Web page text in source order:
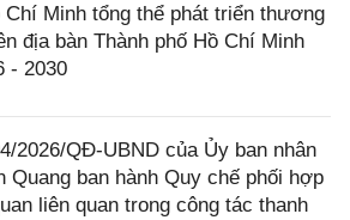
Chí Minh tổng thể phát triển thương
địa bàn Thành phố Hồ Chí Minh
- 2030
2026/QĐ-UBND của Ủy ban nhân
Quang ban hành Quy chế phối hợp
liên quan trong công tác thanh